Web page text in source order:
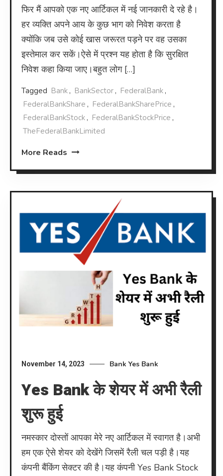
फिर मैं आपको एक नए आर्टिकल में नई जानकारी दे रहे है।
हर व्यक्ति अपने आय के कुछ भाग को निवेश करता है
क्योंकि जब उसे कोई खास जरूरत पड़ने पर वह उसका
इस्तेमाल कर सकें।ऐसे में प्रश्न यह होता है कि सुरक्षित
निवेश कहा किया जाए।बहुत लोग […]
Tagged Bank , BankSector , FederalBank ,
FederalBankShare , FederalBankSharePrice ,
FederalBankStock , FederalBankStockPrice ,
TheFederalBankLimited
More Reads
November 14, 2023 Bank Yes Bank
Yes Bank के शेयर में अभी रैली
शुरू हुई
नमस्कार दोस्तों आपका मेरे नए आर्टिकल में स्वागत है।अभी
हम एक ऐसे शेयर को देखेंगे जिसमें रैली चल पड़ी है।यह
कंपनी बैंकिंग सेक्टर की है।यह कंपनी Yes Bank Stock